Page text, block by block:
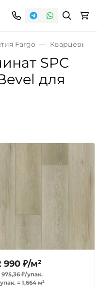
Fargo Кварцевый
SPC
для
990 ₽/м²
975,36 ₽/упак.
= 1,664 м²